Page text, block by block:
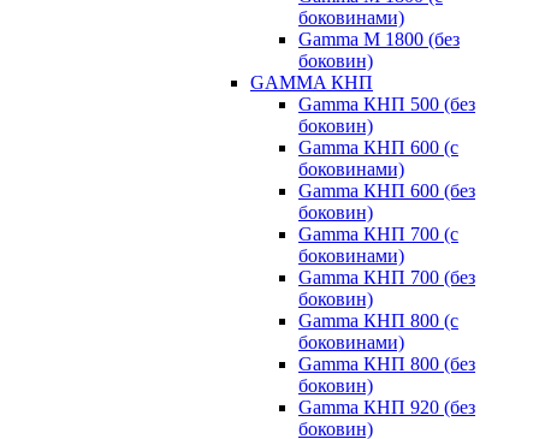
боковинами)
Gamma M 1800 (без
боковин)
GAMMA КНП
Gamma КНП 500 (без
боковин)
Gamma КНП 600 (с
боковинами)
Gamma КНП 600 (без
боковин)
Gamma КНП 700 (с
боковинами)
Gamma КНП 700 (без
боковин)
Gamma КНП 800 (с
боковинами)
Gamma КНП 800 (без
боковин)
Gamma КНП 920 (без
боковин)